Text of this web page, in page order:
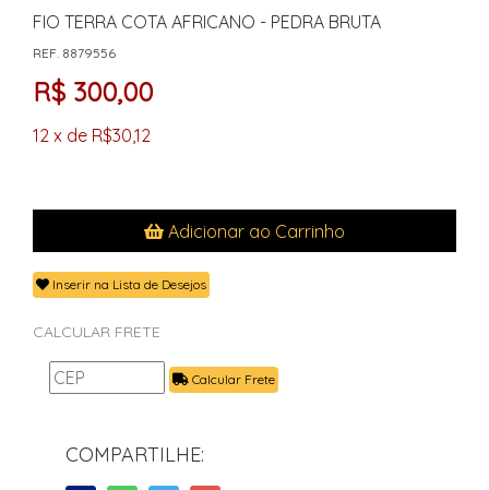
FIO TERRA COTA AFRICANO - PEDRA BRUTA
REF. 8879556
R$ 300,00
12 x de R$30,12
Adicionar ao Carrinho
Inserir na Lista de Desejos
CALCULAR FRETE
Calcular Frete
COMPARTILHE: